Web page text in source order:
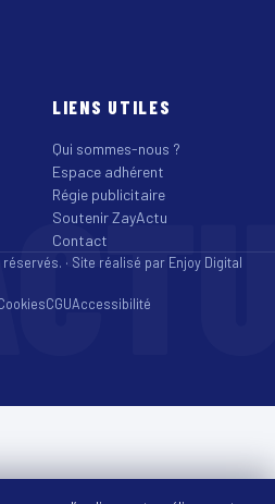
LIENS UTILES
Qui sommes-nous ?
Espace adhérent
Régie publicitaire
Soutenir ZayActu
Contact
· Site réalisé par Enjoy Digital
CGUAccessibilité